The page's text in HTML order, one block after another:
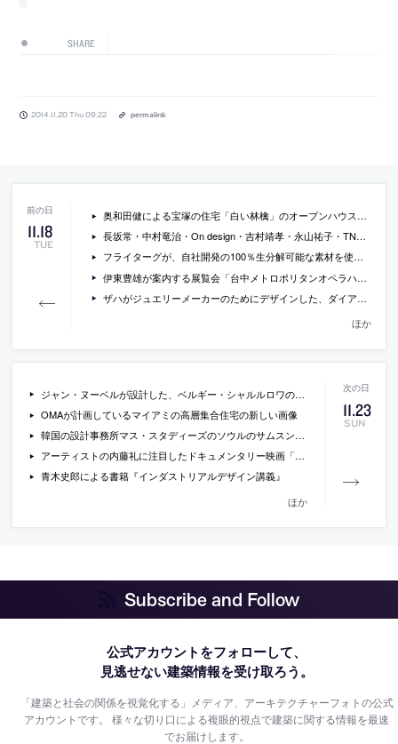
SHARE
2014.11.20 Thu 09:22 permalink
11.18
TUE
奥和田健による宝塚の住宅「白い林檎」のオープンハウスが開催[2014/11/30・12/1]
長坂常・中村竜治・On design・吉村靖孝・永山祐子・TNAとフランス人建築家6組による建築展「PARIS TOKYO – 都市の生成と継承をめぐる対話 -」の会場写真
フライターグが、自社開発の100％生分解可能な素材を使用したアパレルラインを発売
伊東豊雄が案内する展覧会「台中メトロポリタンオペラハウスの軌跡 2005-2014」の動画
ザハがジュエリーメーカーのためにデザインした、ダイアモンドとホワイトゴールドを使用したブレスレットの写真
ほか
11.23
SUN
ジャン・ヌーベルが設計した、ベルギー・シャルルロワの、警察本部とダンス施設の増築の写真
OMAが計画しているマイアミの高層集合住宅の新しい画像
韓国の設計事務所マス・スタディーズのソウルのサムスン美術館プラトーでの建築展「before/after mass studies does architecture」の会場写真など
アーティストの内藤礼に注目したドキュメンタリー映画「あえかなる部屋 内藤礼と、光たち」の予告編
青木史郎による書籍『インダストリアルデザイン講義』
ほか
Subscribe and Follow
公式アカウントをフォローして、
見逃せない建築情報を受け取ろう。
「建築と社会の関係を視覚化する」メディア、アーキテクチャーフォトの公式
アカウントです。様々な切り口による複眼的視点で建築に関する情報を最速
でお届けします。